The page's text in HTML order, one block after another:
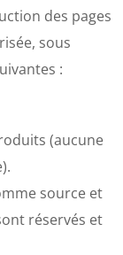
des pages
sous
:
(aucune
source et
réservés et